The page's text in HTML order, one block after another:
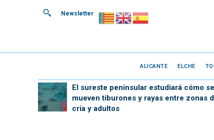
Newsletter
ALICANTE ELCHE
El sureste peninsular estudiará cómo se
mueven tiburones y rayas entre zonas
cría y adultos